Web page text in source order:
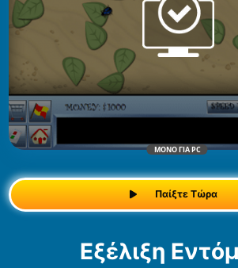
ΜΌΝΟ ΓΙΑ PC
Παίξτε Τώρα
Εξέλιξη